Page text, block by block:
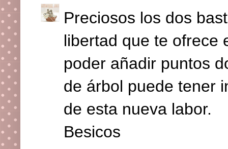
Preciosos los dos
libertad que te ofrece
poder añadir puntos
de árbol puede tener
de esta nueva labor.
Besicos